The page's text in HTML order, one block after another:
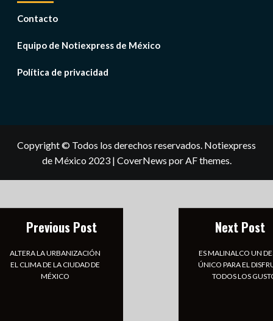
Contacto
Equipo de Notiexpress de México
Política de privacidad
Copyright © Todos los derechos reservados. Notiexpress
de México 2023 | CoverNews por AF themes.
Previous Post
ALTERA LA URBANIZACIÓN
EL CLIMA DE LA CIUDAD DE
MÉXICO
Next Post
ES MALINALCO UN
ÚNICO PARA EL
TODOS LOS